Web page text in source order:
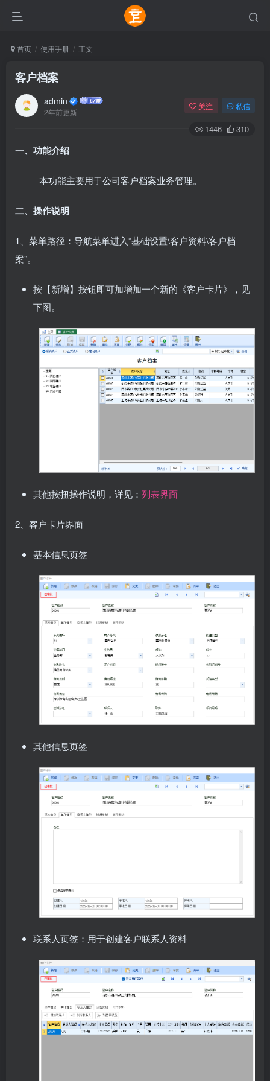
首页 使用手册 正文
客户档案
admin
2年前更新
关注 私信
1446 310
一、功能介绍
本功能主要用于公司客户档案业务管理。
二、操作说明
1、菜单路径：导航菜单进入“基础设置\客户资料\客户档
案”。
按【新增】按钮即可加增加一个新的《客户卡片》，见
下图。
其他按扭操作说明，详见： 列表界面
2、客户卡片界面
基本信息页签
其他信息页签
联系人页签：用于创建客户联系人资料